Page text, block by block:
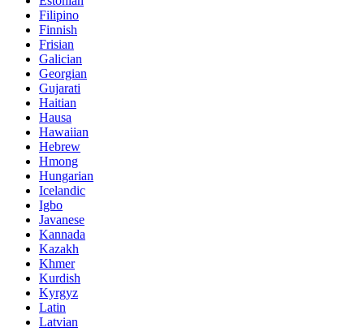
Filipino
Finnish
Frisian
Galician
Georgian
Gujarati
Haitian
Hausa
Hawaiian
Hebrew
Hmong
Hungarian
Icelandic
Igbo
Javanese
Kannada
Kazakh
Khmer
Kurdish
Kyrgyz
Latin
Latvian